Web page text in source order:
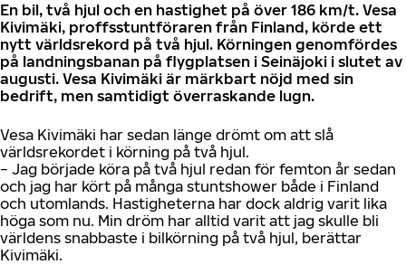
En bil, två hjul och en hastighet på över 186 km/t. Vesa
Kivimäki, proffsstuntföraren från Finland, körde ett
nytt världsrekord på två hjul. Körningen genomfördes
på landningsbanan på flygplatsen i Seinäjoki i slutet av
augusti. Vesa Kivimäki är märkbart nöjd med sin
bedrift, men samtidigt överraskande lugn.
Vesa Kivimäki har sedan länge drömt om att slå
världsrekordet i körning på två hjul.
− Jag började köra på två hjul redan för femton år sedan
och jag har kört på många stuntshower både i Finland
och utomlands. Hastigheterna har dock aldrig varit lika
höga som nu. Min dröm har alltid varit att jag skulle bli
världens snabbaste i bilkörning på två hjul, berättar
Kivimäki.